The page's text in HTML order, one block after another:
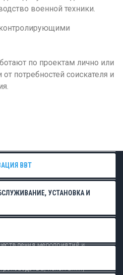
военной техники.
по проектам лично или
потребностей соискателя и
ВВТ
УСТАНОВКА И
деятельности,
составляющих
мероприятий и
государственной тайны;
испытания,